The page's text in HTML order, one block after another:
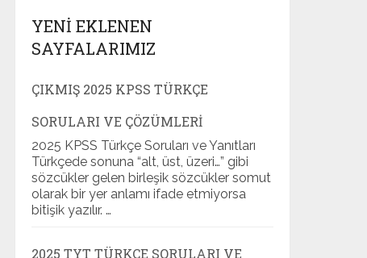
YENI EKLENEN
SAYFALARIMIZ
ÇIKMIŞ 2025 KPSS TÜRKÇE
SORULARI VE ÇÖZÜMLERI
2025 KPSS Türkçe Soruları ve Yanıtları
Türkçede sonuna “alt, üst, üzeri…” gibi
sözcükler gelen birleşik sözcükler somut
olarak bir yer anlamı ifade etmiyorsa
bitişik yazılır. …
2025 TYT TÜRKÇE SORULARI VE